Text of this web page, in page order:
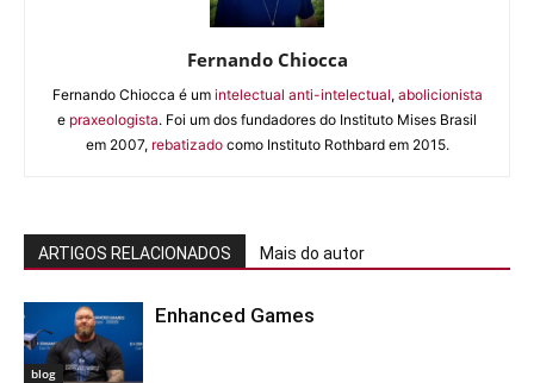
Fernando Chiocca
Fernando Chiocca é um intelectual anti-intelectual, abolicionista
e praxeologista. Foi um dos fundadores do Instituto Mises Brasil
em 2007, rebatizadocomo Instituto Rothbard em 2015.
ARTIGOS RELACIONADOS Mais do autor
blog
Enhanced Games